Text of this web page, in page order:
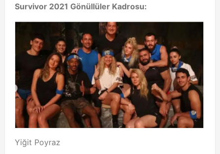
Survivor 2021 Gönüllüler Kadrosu:
Yiğit Poyraz